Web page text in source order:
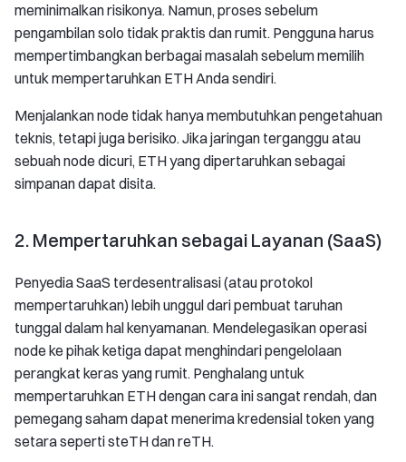
meminimalkan risikonya. Namun, proses sebelum
pengambilan solo tidak praktis dan rumit. Pengguna harus
mempertimbangkan berbagai masalah sebelum memilih
untuk mempertaruhkan ETH Anda sendiri.
Menjalankan node tidak hanya membutuhkan pengetahuan
teknis, tetapi juga berisiko. Jika jaringan terganggu atau
sebuah node dicuri, ETH yang dipertaruhkan sebagai
simpanan dapat disita.
2. Mempertaruhkan sebagai Layanan (SaaS)
Penyedia SaaS terdesentralisasi (atau protokol
mempertaruhkan) lebih unggul dari pembuat taruhan
tunggal dalam hal kenyamanan. Mendelegasikan operasi
node ke pihak ketiga dapat menghindari pengelolaan
perangkat keras yang rumit. Penghalang untuk
mempertaruhkan ETH dengan cara ini sangat rendah, dan
pemegang saham dapat menerima kredensial token yang
setara seperti steTH dan reTH.